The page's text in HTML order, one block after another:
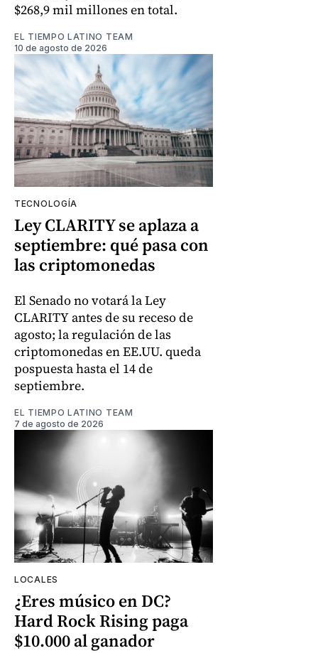
$268,9 mil millones en total.
EL TIEMPO LATINO TEAM
10 de agosto de 2026
TECNOLOGÍA
Ley CLARITY se aplaza a
septiembre: qué pasa con
las criptomonedas
El Senado no votará la Ley
CLARITY antes de su receso de
agosto; la regulación de las
criptomonedas en EE.UU. queda
pospuesta hasta el 14 de
septiembre.
EL TIEMPO LATINO TEAM
7 de agosto de 2026
LOCALES
¿Eres músico en DC?
Hard Rock Rising paga
$10.000 al ganador